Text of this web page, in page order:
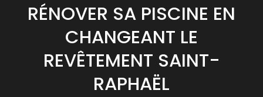
RÉNOVER SA PISCINE EN
CHANGEANT LE
REVÊTEMENT SAINT-
RAPHAËL